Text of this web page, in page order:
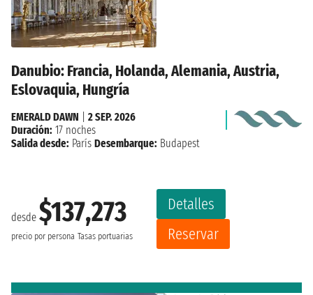
Danubio: Francia, Holanda, Alemania, Austria,
Eslovaquia, Hungría
desde $137,273
precio por persona Tasas portuarias
Detalles
Reservar
EMERALD DAWN
2 SEP. 2026
Duración: 17 noches
Salida desde: París Desembarque: Budapest